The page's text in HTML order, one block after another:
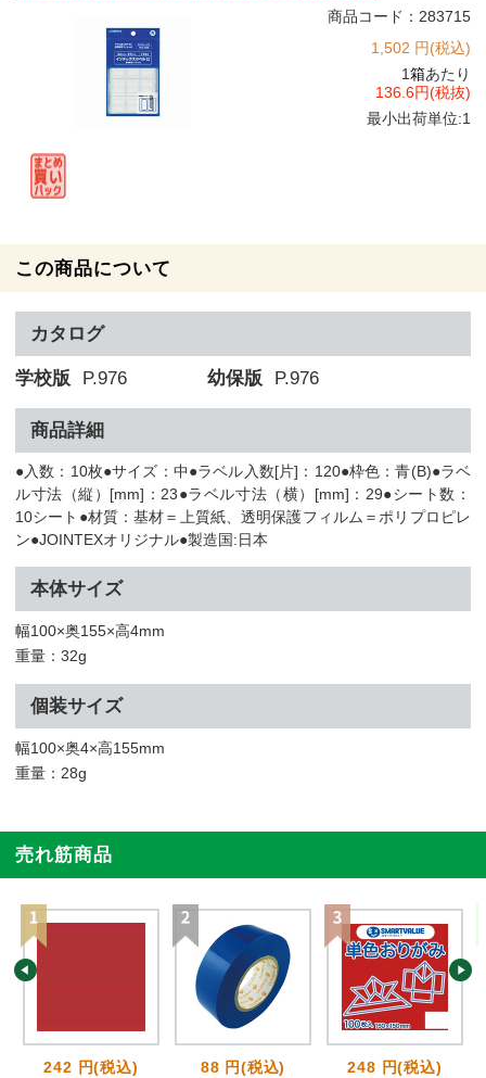
商品コード：283715
1,502 円(税込)
1箱あたり
136.6円(税抜)
最小出荷単位:1
この商品について
カタログ
学校版 P.976 幼保版 P.976
商品詳細
●入数：10枚●サイズ：中●ラベル入数[片]：120●枠色：青(B)●ラベ
ル寸法（縦）[mm]：23●ラベル寸法（横）[mm]：29●シート数：
10シート●材質：基材＝上質紙、透明保護フィルム＝ポリプロピレ
ン●JOINTEXオリジナル●製造国:日本
本体サイズ
幅100×奥155×高4mm
重量：32g
個装サイズ
幅100×奥4×高155mm
重量：28g
売れ筋商品
242 円(税込) 88 円(税込) 248 円(税込)